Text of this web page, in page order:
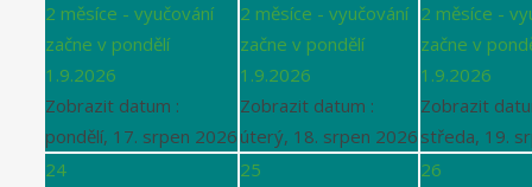
2 měsíce - vyučování
začne v pondělí
1.9.2026
Zobrazit datum :
pondělí, 17. srpen 2026
2 měsíce - vyučování
začne v pondělí
1.9.2026
Zobrazit datum :
úterý, 18. srpen 2026
2 měsíce -
začne v
1.9.2026
Zobrazit
středa, 19.
24
25
26